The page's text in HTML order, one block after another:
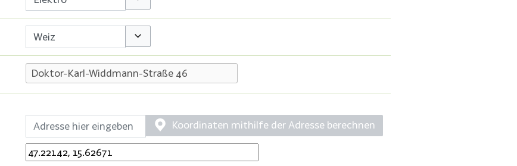
Optionen umschalten
Optionen umschalten
Koordinaten mithilfe der Adresse berechnen